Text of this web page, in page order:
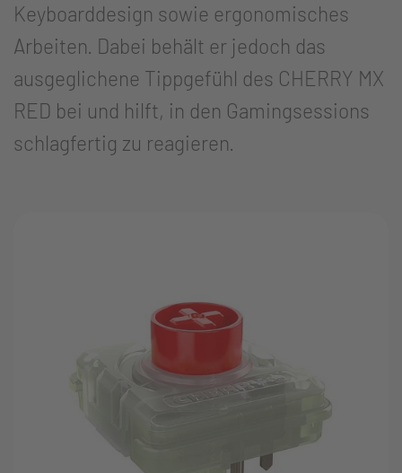
Keyboarddesign sowie ergonomisches
Arbeiten. Dabei behält er jedoch das
ausgeglichene Tippgefühl des CHERRY MX
RED bei und hilft, in den Gamingsessions
schlagfertig zu reagieren.